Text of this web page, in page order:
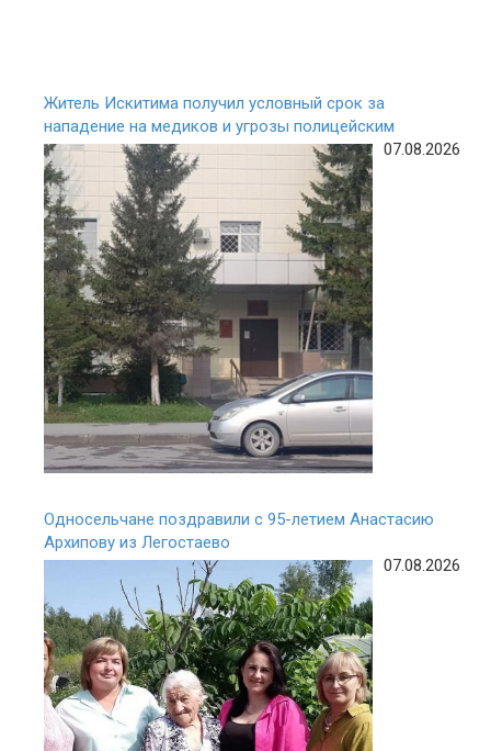
Житель Искитима получил условный срок за
нападение на медиков и угрозы полицейским
07.08.2026
Односельчане поздравили с 95-летием Анастасию
Архипову из Легостаево
07.08.2026